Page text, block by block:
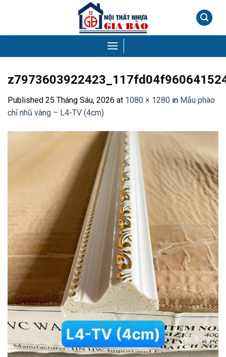
Published 25 Tháng Sáu, 2026 at 1080 × 1280 in Mẫu phào
chỉ nhũ vàng – L4-TV (4cm)